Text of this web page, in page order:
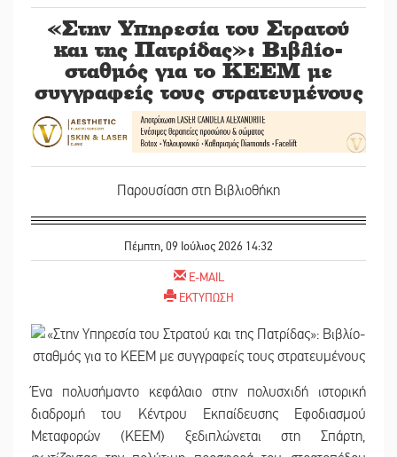
«Στην Υπηρεσία του Στρατού
και της Πατρίδας»: Βιβλίο-
σταθμός για το ΚΕΕΜ με
συγγραφείς τους στρατευμένους
Παρουσίαση στη Βιβλιοθήκη
Πέμπτη, 09 Ιούλιος 2026 14:32
E-MAIL
ΕΚΤΥΠΩΣΗ
Ένα πολυσήμαντο κεφάλαιο στην πολυσχιδή ιστορική
διαδρομή του Κέντρου Εκπαίδευσης Εφοδιασμού
Μεταφορών (ΚΕΕΜ) ξεδιπλώνεται στη Σπάρτη,